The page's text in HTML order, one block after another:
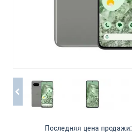
Последняя цена продажи: